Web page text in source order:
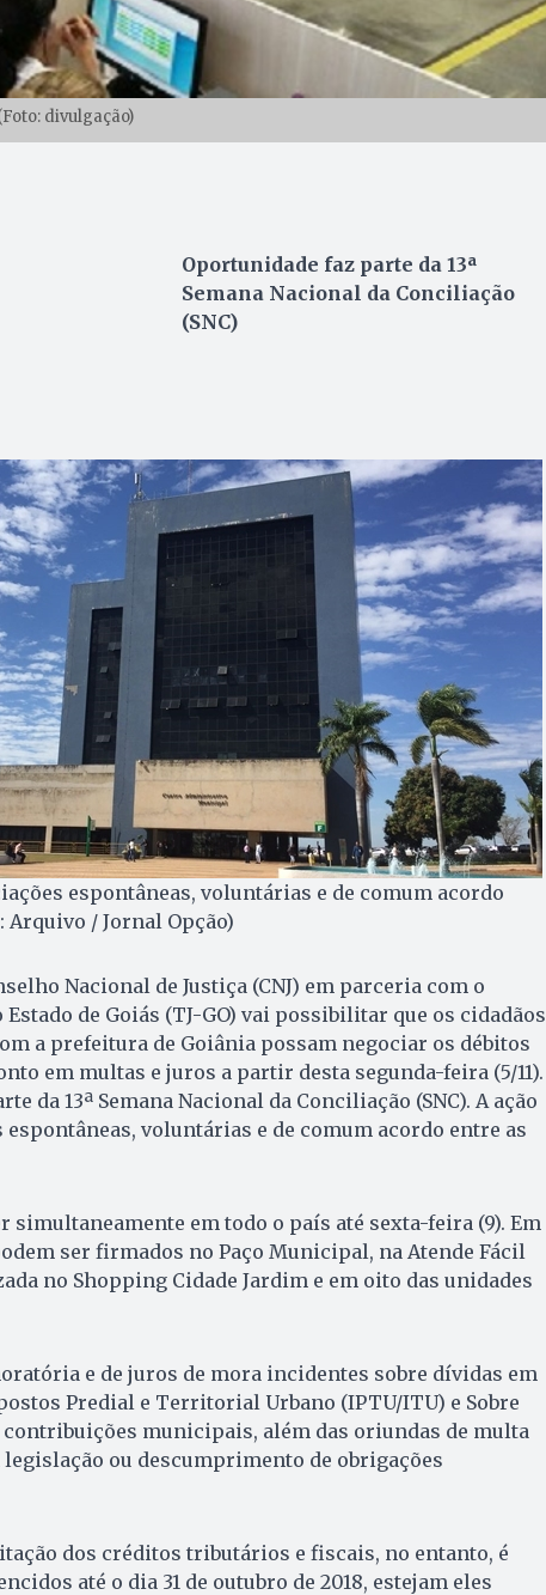
divulgação)
Oportunidade faz parte da 13ª
Semana Nacional da Conciliação
(SNC)
espontâneas, voluntárias e de comum acordo
Arquivo / Jornal Opção)
Nacional de Justiça (CNJ) em parceria com o
de Goiás (TJ-GO) vai possibilitar que os cidadãos
a prefeitura de Goiânia possam negociar os débitos
em multas e juros a partir desta segunda-feira (5/11).
da 13ª Semana Nacional da Conciliação (SNC). A ação
voluntárias e de comum acordo entre as
simultaneamente em todo o país até sexta-feira (9). Em
ser firmados no Paço Municipal, na Atende Fácil
no Shopping Cidade Jardim e em oito das unidades
e de juros de mora incidentes sobre dívidas em
Predial e Territorial Urbano (IPTU/ITU) e Sobre
contribuições municipais, além das oriundas de multa
ou descumprimento de obrigações
dos créditos tributários e fiscais, no entanto, é
até o dia 31 de outubro de 2018, estejam eles